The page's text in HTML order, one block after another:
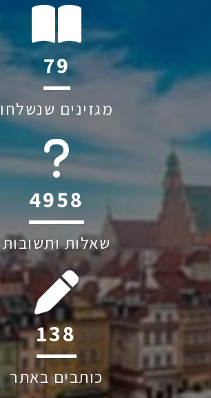
117
מגזינים שנשלחו
6045
שאלות ותשובות
205
כותבים באתר